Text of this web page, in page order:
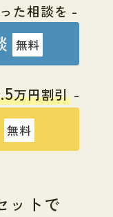
た相談を -
無料
万円割引 -
無料
ットで